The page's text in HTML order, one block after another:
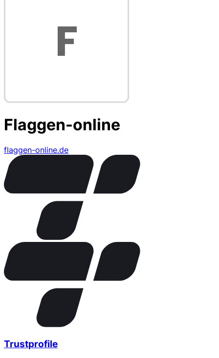
Flaggen-online
flaggen-online.de
Trustprofile